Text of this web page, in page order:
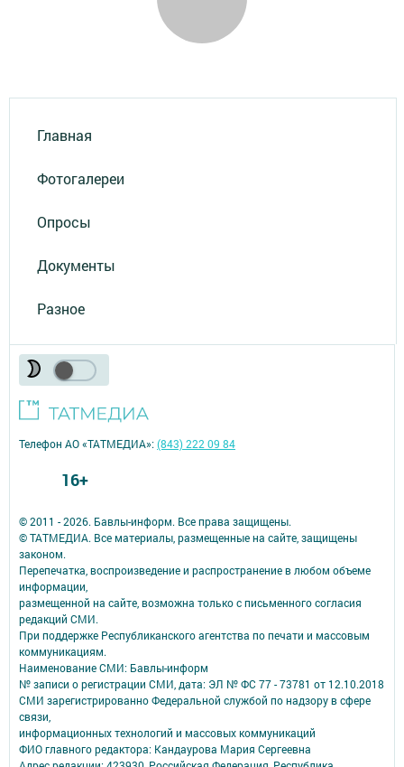
Главная
Фотогалереи
Опросы
Документы
Разное
© 2011 - 2026. Бавлы-информ. Все права защищены.
© ТАТМЕДИА. Все материалы, размещенные на сайте, защищены
законом.
Перепечатка, воспроизведение и распространение в любом объеме
информации,
размещенной на сайте, возможна только с письменного согласия
редакций СМИ.
При поддержке Республиканского агентства по печати и массовым
коммуникациям.
Наименование СМИ: Бавлы-информ
№ записи о регистрации СМИ, дата: ЭЛ № ФС 77 - 73781 от 12.10.2018
СМИ зарегистрированно Федеральной службой по надзору в сфере
связи,
информационных технологий и массовых коммуникаций
ФИО главного редактора: Кандаурова Мария Сергеевна
Телефон АО «ТАТМЕДИА»:(843) 222 09 84
16+